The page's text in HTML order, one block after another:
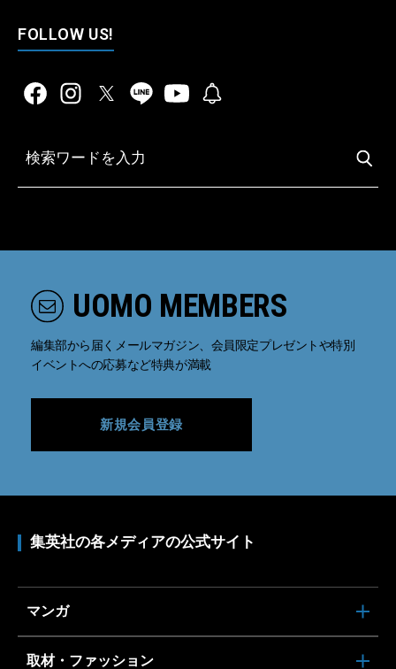
FOLLOW US!
UOMO MEMBERS
編集部から届くメールマガジン、会員限定プレゼントや特別
イベントへの応募など特典が満載
新規会員登録
集英社の各メディアの公式サイト
マンガ
取材・ファッション